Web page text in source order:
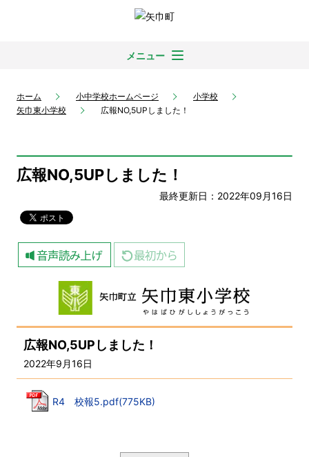
メニュー
ホーム 小中学校ホームページ
小学校
矢巾東小学校
広報NO,5UPしました！
広報NO,5UPしました！
最終更新日：2022年09月16日
広報NO,5UPしました！
2022年9月16日
R4 校報5.pdf(775KB)